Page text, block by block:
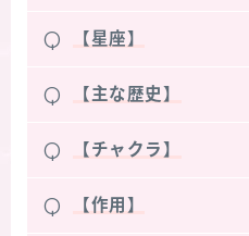
Q 【星座】
Q 【主な歴史】
Q 【チャクラ】
Q 【作用】